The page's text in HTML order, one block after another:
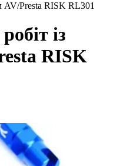
AV/Presta RISK RL301
із
RISK